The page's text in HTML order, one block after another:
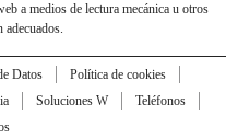
a medios de lectura mecánica u otros
adecuados.
Datos
Política de cookies
Soluciones W
Teléfonos